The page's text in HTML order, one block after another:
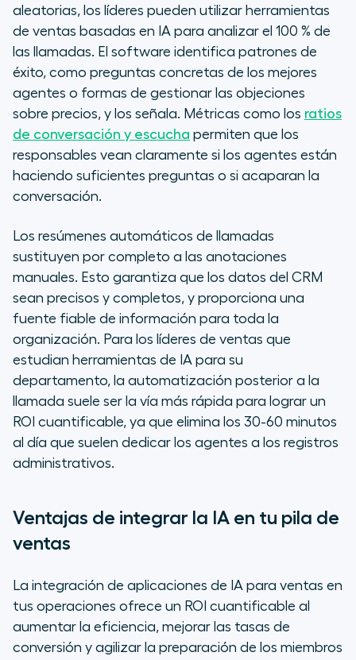
aleatorias, los líderes pueden utilizar herramientas
de ventas basadas en IA para analizar el 100 % de
las llamadas. El software identifica patrones de
éxito, como preguntas concretas de los mejores
agentes o formas de gestionar las objeciones
sobre precios, y los señala. Métricas como los ratios
de conversación y escucha permiten que los
responsables vean claramente si los agentes están
haciendo suficientes preguntas o si acaparan la
conversación.
Los resúmenes automáticos de llamadas
sustituyen por completo a las anotaciones
manuales. Esto garantiza que los datos del CRM
sean precisos y completos, y proporciona una
fuente fiable de información para toda la
organización. Para los líderes de ventas que
estudian herramientas de IA para su
departamento, la automatización posterior a la
llamada suele ser la vía más rápida para lograr un
ROI cuantificable, ya que elimina los 30-60 minutos
al día que suelen dedicar los agentes a los registros
administrativos.
Ventajas de integrar la IA en tu pila de
ventas
La integración de aplicaciones de IA para ventas en
tus operaciones ofrece un ROI cuantificable al
aumentar la eficiencia, mejorar las tasas de
conversión y agilizar la preparación de los miembros